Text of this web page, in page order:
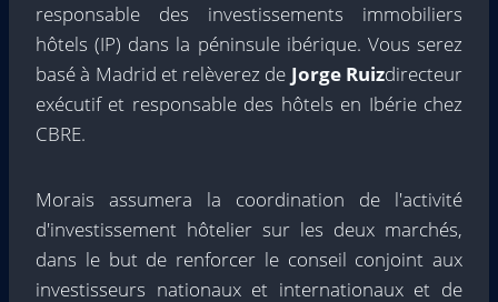
responsable des investissements immobiliers
hôtels (IP) dans la péninsule ibérique. Vous serez
basé à Madrid et relèverez de Jorge Ruizdirecteur
exécutif et responsable des hôtels en Ibérie chez
CBRE.
Morais assumera la coordination de l'activité
d'investissement hôtelier sur les deux marchés,
dans le but de renforcer le conseil conjoint aux
investisseurs nationaux et internationaux et de